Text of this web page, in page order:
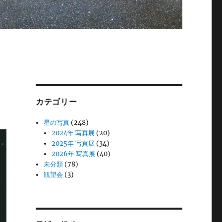
カテゴリー
星の写真 (248)
2024年 写真展 (20)
2025年 写真展 (34)
2026年 写真展 (40)
未分類 (78)
観望会 (3)